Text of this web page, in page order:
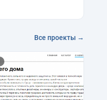
Все проекты →